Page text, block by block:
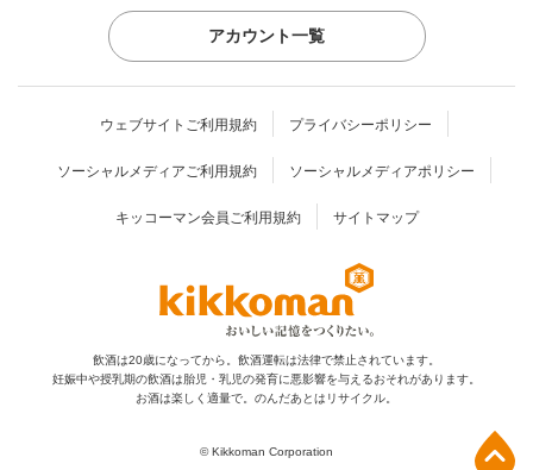
アカウント一覧
ウェブサイトご利用規約 プライバシーポリシー
ソーシャルメディアご利用規約 ソーシャルメディアポリシー
キッコーマン会員ご利用規約 サイトマップ
飲酒は20歳になってから。飲酒運転は法律で禁止されています。
妊娠中や授乳期の飲酒は胎児・乳児の発育に悪影響を与えるおそれがあります。
お酒は楽しく適量で。のんだあとはリサイクル。
© Kikkoman Corporation